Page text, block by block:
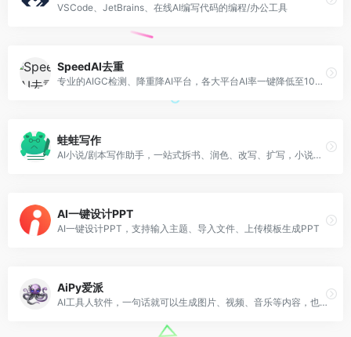
VSCode、JetBrains、在线AI编写代码的编程/办公工具
SpeedAI去重
专业的AIGC检测、降重降AI平台，各大平台AI率一键降低至10%。同时Agent可生成文献综述、AI PPT、学术文档等。
蛙蛙写作
AI小说/剧本写作助手，一站式拆书、润色、改写、扩写，小说转剧本
AI一键设计PPT
AI一键设计PPT，支持输入主题、导入文件、上传模板生成PPT
AiPy爱派
AI工具人软件，一句话就可以生成图片、视频、音乐等内容，也可以一句话解决各种问题